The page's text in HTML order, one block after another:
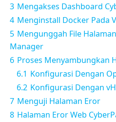
3 Mengakses Dashboard
4 Menginstall Docker Pada
5 Mengunggah File
Manager
6 Proses Menyambungkan
6.1 Konfigurasi Dengan
6.2 Konfigurasi Dengan
7 Menguji Halaman Eror
8 Halaman Eror Web